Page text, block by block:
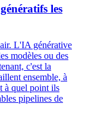
les
L'IA générative
modèles ou des
c'est la
ensemble, à
à quel point ils
pipelines de